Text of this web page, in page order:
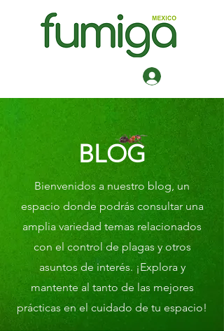
BLOG
Bienvenidos a nuestro blog, un
espacio donde podrás consultar una
amplia variedad temas relacionados
con el control de plagas y otros
asuntos de interés. ¡Explora y
mantente al tanto de las mejores
prácticas en el cuidado de tu espacio!